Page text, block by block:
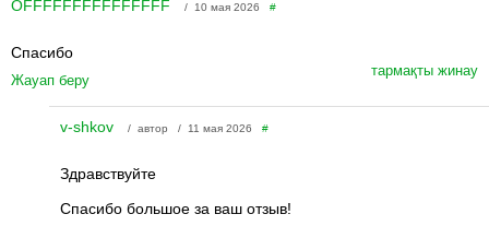
OFFFFFFFFFFFFFFF / 10 мая 2026 #
Спасибо
Жауап беру
тармақты жинау
v-shkov / автор / 11 мая 2026 #
Здравствуйте
Спасибо большое за ваш отзыв!